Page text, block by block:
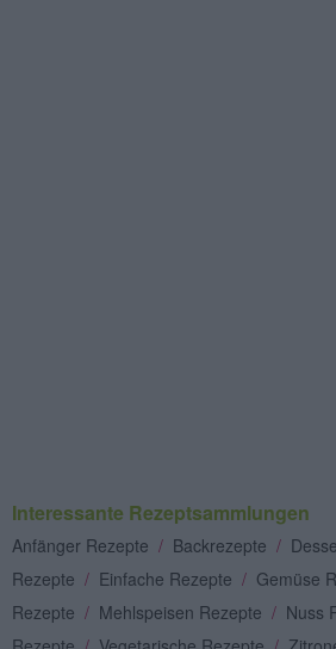
Interessante Rezeptsammlungen
Anfänger Rezepte / Backrezepte /
Rezepte / Einfache Rezepte / Gemüse
Rezepte / Mehlspeisen Rezepte / Nuss